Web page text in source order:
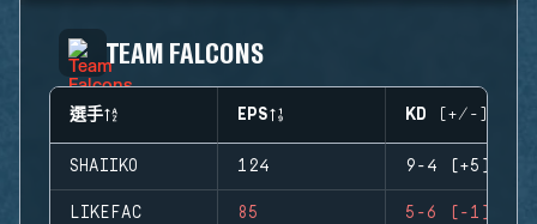
TEAM FALCONS
選手 EPS KD (+/-)
SHAIIKO 124 9-4 (+5)
LIKEFAC 85 5-6 (-1)